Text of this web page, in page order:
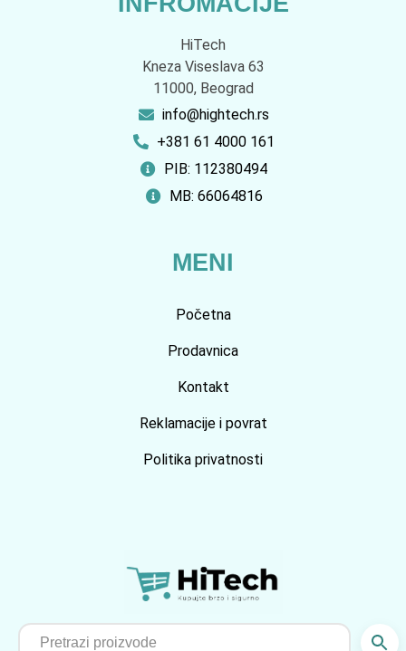
HiTech
Kneza Viseslava 63
11000, Beograd
info@hightech.rs
+381 61 4000 161
PIB: 112380494
MB: 66064816
MENI
Početna
Prodavnica
Kontakt
Reklamacije i povrat
Politika privatnosti